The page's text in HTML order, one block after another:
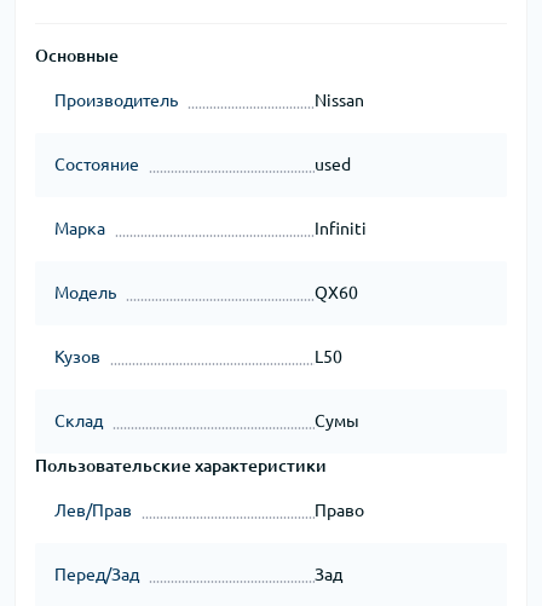
Основные
Производитель Nissan
Состояние used
Марка Infiniti
Модель QX60
Кузов L50
Склад Сумы
Пользовательские характеристики
Лев/Прав Право
Перед/Зад Зад